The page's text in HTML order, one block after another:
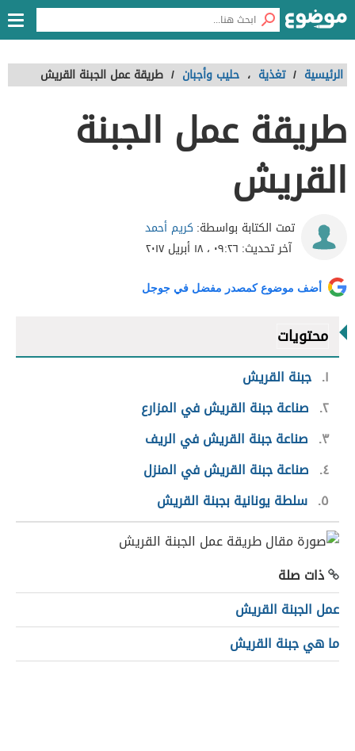
الرئيسية / تغذية ، حليب وأجبان / طريقة عمل الجبنة القريش
طريقة عمل الجبنة
القريش
تمت الكتابة بواسطة: كريم أحمد
آخر تحديث: ٠٩:٢٦ ، ١٨ أبريل ٢٠١٧
أضف موضوع كمصدر مفضل في جوجل
محتويات
١ جبنة القريش
٢ صناعة جبنة القريش في المزارع
٣
صناعة جبنة القريش في الريف
٤
صناعة جبنة القريش في المنزل
٥ سلطة يونانية بجبنة القريش
ذات صلة
عمل الجبنة القريش
ما هي جبنة القريش